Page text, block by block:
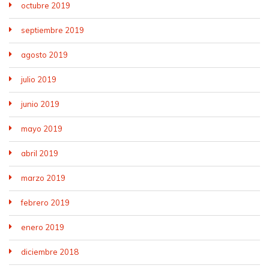
octubre 2019
septiembre 2019
agosto 2019
julio 2019
junio 2019
mayo 2019
abril 2019
marzo 2019
febrero 2019
enero 2019
diciembre 2018